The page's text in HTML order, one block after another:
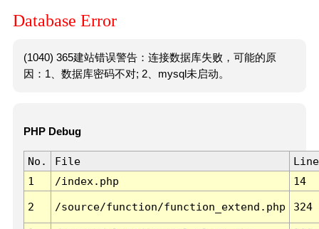
Database Error
(1040) 365建站错误警告：连接数据库失败，可能的原
因：1、数据库密码不对; 2、mysql未启动。
PHP Debug
No. File
Line
1
/index.php 14
2 /source/function/function_extend.php 324